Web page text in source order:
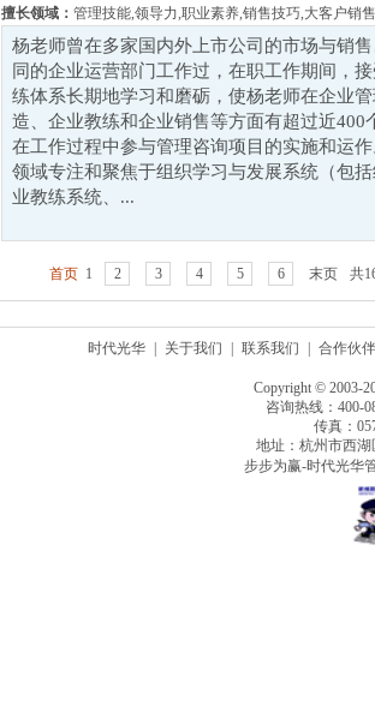
擅长领域： 管理技能,领导力,职业素养,销售技巧,大客户销
杨老师曾在多家国内外上市公司的市场与销
同的企业运营部门工作过，在职工作期间，
练体系长期地学习和磨砺，使杨老师在企业
造、企业教练和企业销售等方面有超过近400
在工作过程中参与管理咨询项目的实施和运
领域专注和聚焦于组织学习与发展系统（包
业教练系统、...
首页 1 2 3 4 5 6 末页 共
时代光华 关于我们 联系我们 合作伙伴
Copyright © 2003-
咨询热线：400-
传真：
地址：杭州市西
步步为赢-时代光华